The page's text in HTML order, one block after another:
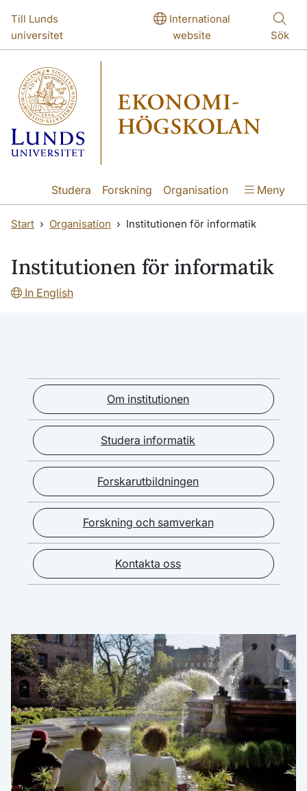
Till Lunds
universitet
International
website
Sök
Studera Forskning Organisation Meny
Start Organisation Institutionen för informatik
Institutionen för informatik
In English
Om institutionen
Studera informatik
Forskarutbildningen
Forskning och samverkan
Kontakta oss